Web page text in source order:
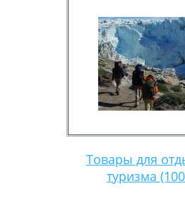
Товары для
туризма